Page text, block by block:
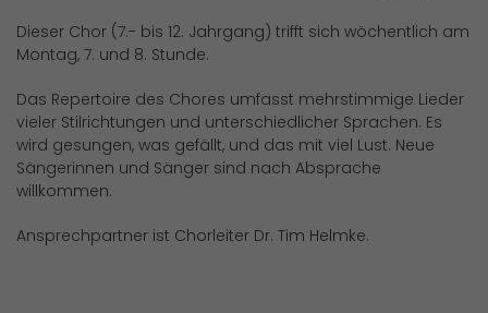
Dieser Chor (7.- bis 12. Jahrgang) trifft sich wöchentlich am
Montag, 7. und 8. Stunde.
Das Repertoire des Chores umfasst mehrstimmige Lieder
vieler Stilrichtungen und unterschiedlicher Sprachen. Es
wird gesungen, was gefällt, und das mit viel Lust. Neue
Sängerinnen und Sänger sind nach Absprache
willkommen.
Ansprechpartner ist Chorleiter Dr. Tim Helmke.